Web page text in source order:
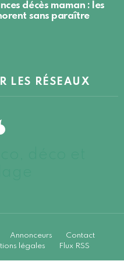
décès maman : les
sans paraître
LES RÉSEAUX
Annonceurs
Contact
légales Flux RSS